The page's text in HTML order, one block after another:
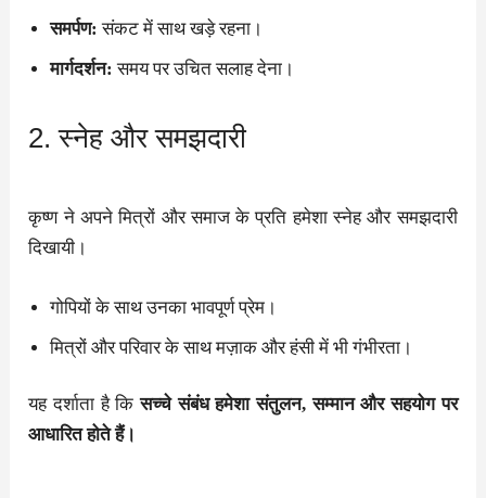
समर्पण: संकट में साथ खड़े रहना।
मार्गदर्शन: समय पर उचित सलाह देना।
2. स्नेह और समझदारी
कृष्ण ने अपने मित्रों और समाज के प्रति हमेशा स्नेह और समझदारी
दिखायी।
गोपियों के साथ उनका भावपूर्ण प्रेम।
मित्रों और परिवार के साथ मज़ाक और हंसी में भी गंभीरता।
यह दर्शाता है किसच्चे संबंध हमेशा संतुलन, सम्मान और सहयोग पर
आधारित होते हैं।